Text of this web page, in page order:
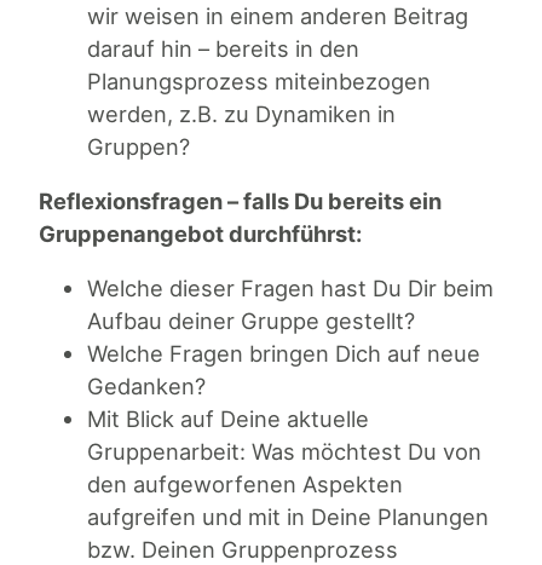
wir weisen in einem anderen Beitrag
darauf hin – bereits in den
Planungsprozess miteinbezogen
werden, z.B. zu Dynamiken in
Gruppen?
Reflexionsfragen – falls Du bereits ein
Gruppenangebot durchführst:
Welche dieser Fragen hast Du Dir beim
Aufbau deiner Gruppe gestellt?
Welche Fragen bringen Dich auf neue
Gedanken?
Mit Blick auf Deine aktuelle
Gruppenarbeit: Was möchtest Du von
den aufgeworfenen Aspekten
aufgreifen und mit in Deine Planungen
bzw. Deinen Gruppenprozess